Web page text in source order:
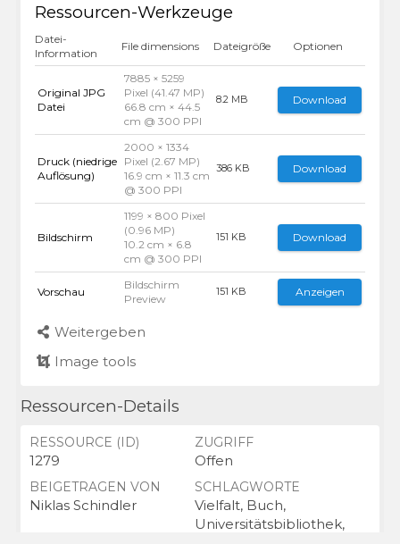
Ressourcen-Werkzeuge
Datei-
Information
File dimensions Dateigröße Optionen
Original JPG
Datei
7885 × 5259
Pixel (41.47 MP)
66.8 cm × 44.5
cm @ 300 PPI
8.2 MB Download
Druck (niedrige
Auflösung)
2000 × 1334
Pixel (2.67 MP)
16.9 cm × 11.3 cm
@ 300 PPI
386 KB Download
Bildschirm
1199 × 800 Pixel
(0.96 MP)
10.2 cm × 6.8
cm @ 300 PPI
151 KB Download
Vorschau
Bildschirm
Preview
151 KB Anzeigen
Weitergeben
Image tools
Ressourcen-Details
RESSOURCE (ID)
1279
ZUGRIFF
Offen
BEIGETRAGEN VON
Niklas Schindler
SCHLAGWORTE
Vielfalt, Buch,
Universitätsbibliothek,